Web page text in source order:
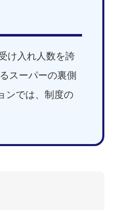
け入れ人数を誇
スーパーの裏側
ンでは、制度の